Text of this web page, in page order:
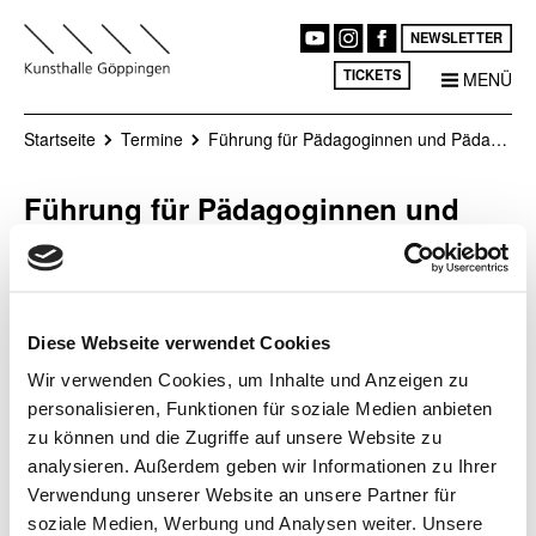
Diese Webseite verwendet Cookies
Wir verwenden Cookies, um Inhalte und Anzeigen zu
personalisieren, Funktionen für soziale Medien anbieten
zu können und die Zugriffe auf unsere Website zu
analysieren. Außerdem geben wir Informationen zu Ihrer
Verwendung unserer Website an unsere Partner für
soziale Medien, Werbung und Analysen weiter. Unsere
NEWSLETTER
TICKETS MENÜ
Startseite Termine Führung für Pädagoginnen und Pädagogen
Führung für Pädagoginnen und
Pädagogen
Ort
Göppingen
Datum
21.07.2026, 17:00 Uhr
- 18:00 Uhr
wird die aktuelle Ausstellung mit
entsprechenden Führungen &
Workshops für die jeweilige
Zielgruppe vorgestellt.
Bitte melden Sie sich bis
Montag, den 20.7.2026 unter